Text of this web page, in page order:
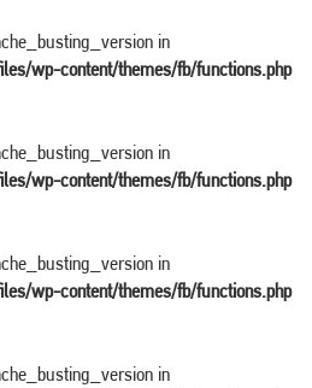
in
wp-content/themes/fb/functions.php
in
wp-content/themes/fb/functions.php
in
wp-content/themes/fb/functions.php
in